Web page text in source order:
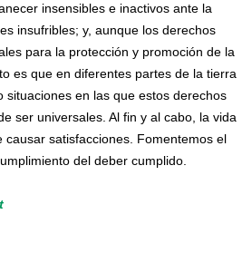
insensibles e inactivos ante la
insufribles; y, aunque los derechos
para la protección y promoción de la
es que en diferentes partes de la tierra
situaciones en las que estos derechos
ser universales. Al fin y al cabo, la vida
causar satisfacciones. Fomentemos el
del deber cumplido.